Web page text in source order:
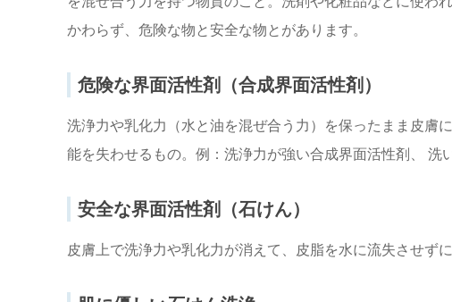
かわらず、危険な物と安全な物とがあります。
危険な界面活性剤（合成界面活性剤）
洗浄力や乳化力（水と油を混ぜ合う力）を保ったまま皮膚
能を失わせるもの。例：洗浄力が強い合成界面活性剤、 洗
安全な界面活性剤（石けん）
皮膚上で洗浄力や乳化力が消えて、皮脂を水に流失させず